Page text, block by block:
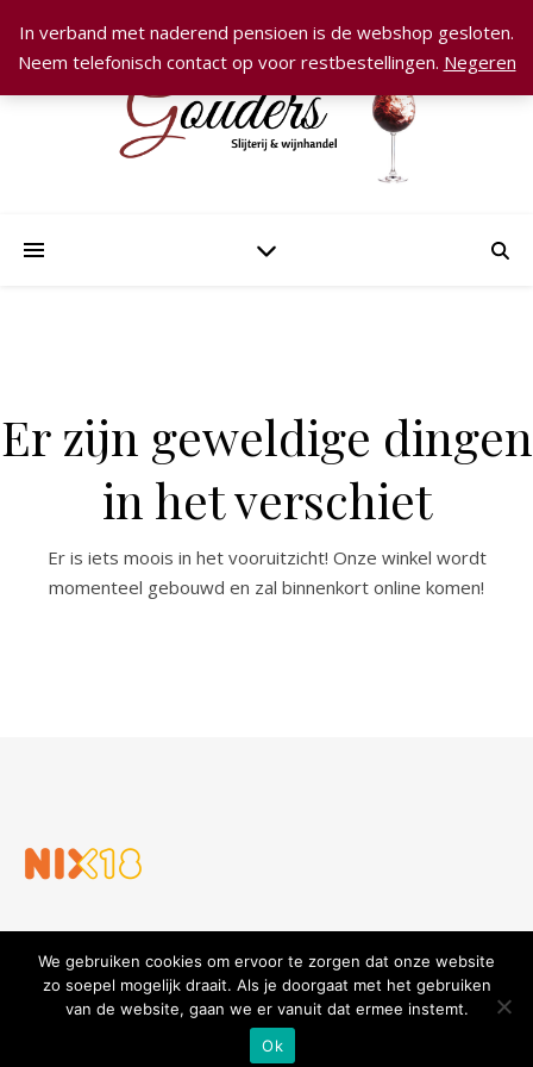
Er zijn geweldige dingen
in het verschiet
Er is iets moois in het vooruitzicht! Onze winkel wordt
momenteel gebouwd en zal binnenkort online komen!
Slijterij en Wijnhandel Gouders
Algemene voorwaarden
In verband met naderend pensioen is de webshop gesloten.
Neem telefonisch contact op voor restbestellingen. Negeren
We gebruiken cookies om ervoor te zorgen dat onze website
zo soepel mogelijk draait. Als je doorgaat met het gebruiken
van de website, gaan we er vanuit dat ermee instemt.
Ok